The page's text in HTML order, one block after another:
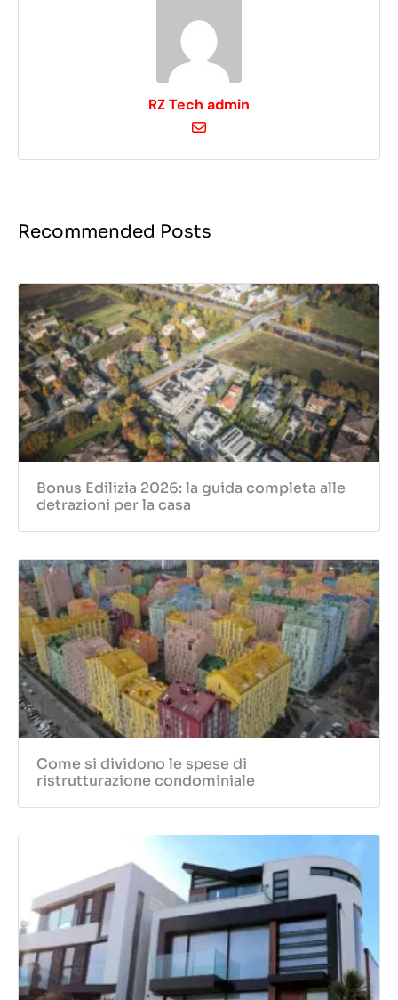
RZ Tech admin
Recommended Posts
Bonus Edilizia 2026: la guida completa alle
detrazioni per la casa
Come si dividono le spese di
ristrutturazione condominiale